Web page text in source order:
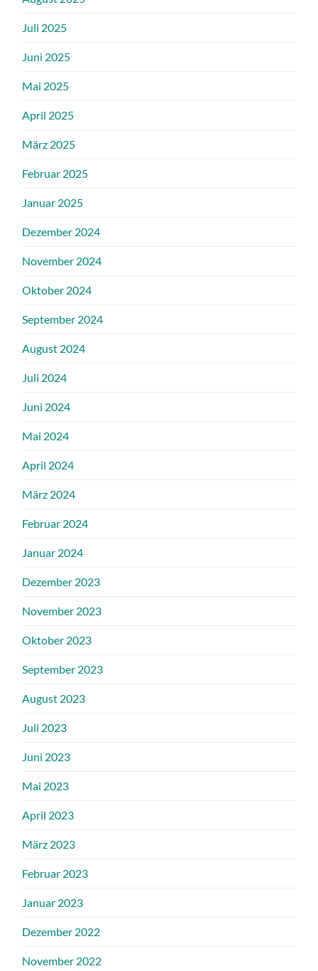
Juli 2025
Juni 2025
Mai 2025
April 2025
März 2025
Februar 2025
Januar 2025
Dezember 2024
November 2024
Oktober 2024
September 2024
August 2024
Juli 2024
Juni 2024
Mai 2024
April 2024
März 2024
Februar 2024
Januar 2024
Dezember 2023
November 2023
Oktober 2023
September 2023
August 2023
Juli 2023
Juni 2023
Mai 2023
April 2023
März 2023
Februar 2023
Januar 2023
Dezember 2022
November 2022